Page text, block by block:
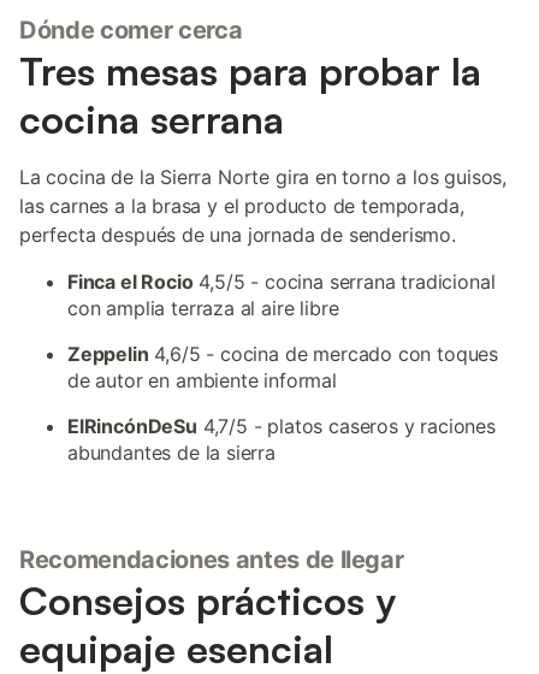
Dónde comer cerca
Tres mesas para probar la
cocina serrana
La cocina de la Sierra Norte gira en torno a los guisos,
las carnes a la brasa y el producto de temporada,
perfecta después de una jornada de senderismo.
Finca el Rocio4,5/5 - cocina serrana tradicional
con amplia terraza al aire libre
Zeppelin 4,6/5 - cocina de mercado con toques
de autor en ambiente informal
ElRincónDeSu 4,7/5 - platos caseros y raciones
abundantes de la sierra
Recomendaciones antes de llegar
Consejos prácticos y
equipaje esencial